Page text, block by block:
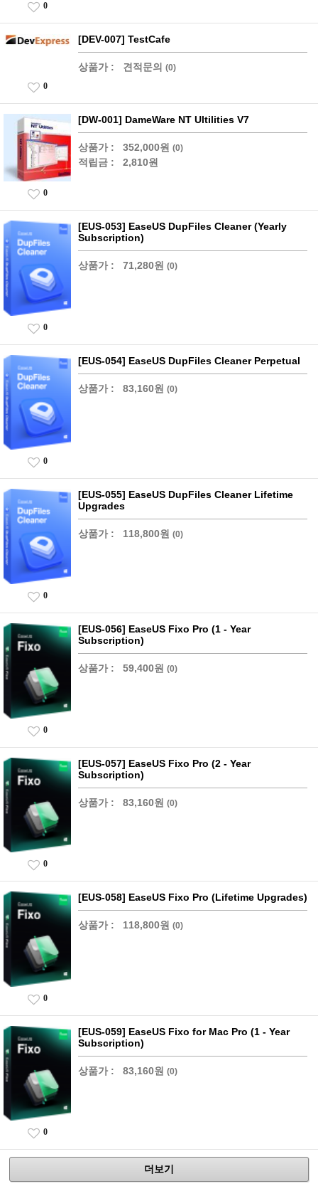
0
[DEV-007] TestCafe
상품가 : 견적문의 (0)
0
[DW-001] DameWare NT Ultilities V7
상품가 : 352,000원 (0)
적립금 : 2,810원
0
[EUS-053] EaseUS DupFiles Cleaner (Yearly
Subscription)
상품가 : 71,280원 (0)
0
[EUS-054] EaseUS DupFiles Cleaner Perpetual
상품가 : 83,160원 (0)
0
[EUS-055] EaseUS DupFiles Cleaner Lifetime
Upgrades
상품가 : 118,800원 (0)
0
[EUS-056] EaseUS Fixo Pro (1 - Year
Subscription)
상품가 : 59,400원 (0)
0
[EUS-057] EaseUS Fixo Pro (2 - Year
Subscription)
상품가 : 83,160원 (0)
0
[EUS-058] EaseUS Fixo Pro (Lifetime Upgrades)
상품가 : 118,800원 (0)
0
[EUS-059] EaseUS Fixo for Mac Pro (1 - Year
Subscription)
상품가 : 83,160원 (0)
0
더보기